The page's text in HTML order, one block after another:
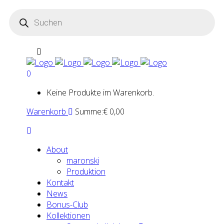
search
0
Keine Produkte im Warenkorb.
Warenkorb
Summe:€ 0,00
About
maron­ski
Pro­duk­ti­on
Kon­takt
News
Bonus-Club
Kol­lek­tio­nen